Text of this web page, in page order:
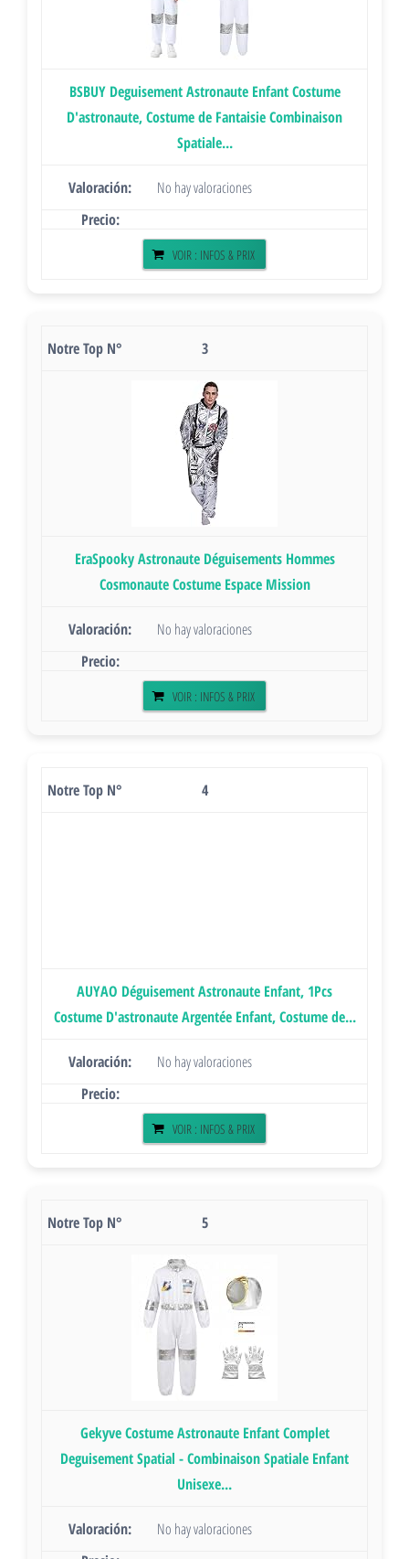
BSBUY Deguisement Astronaute Enfant Costume
D'astronaute, Costume de Fantaisie Combinaison
Spatiale...
No hay valoraciones
VOIR : INFOS & PRIX
3
EraSpooky Astronaute Déguisements Hommes
Cosmonaute Costume Espace Mission
No hay valoraciones
VOIR : INFOS & PRIX
4
AUYAO Déguisement Astronaute Enfant, 1Pcs
Costume D'astronaute Argentée Enfant, Costume de...
No hay valoraciones
VOIR : INFOS & PRIX
5
Gekyve Costume Astronaute Enfant Complet
Deguisement Spatial - Combinaison Spatiale Enfant
Unisexe...
No hay valoraciones